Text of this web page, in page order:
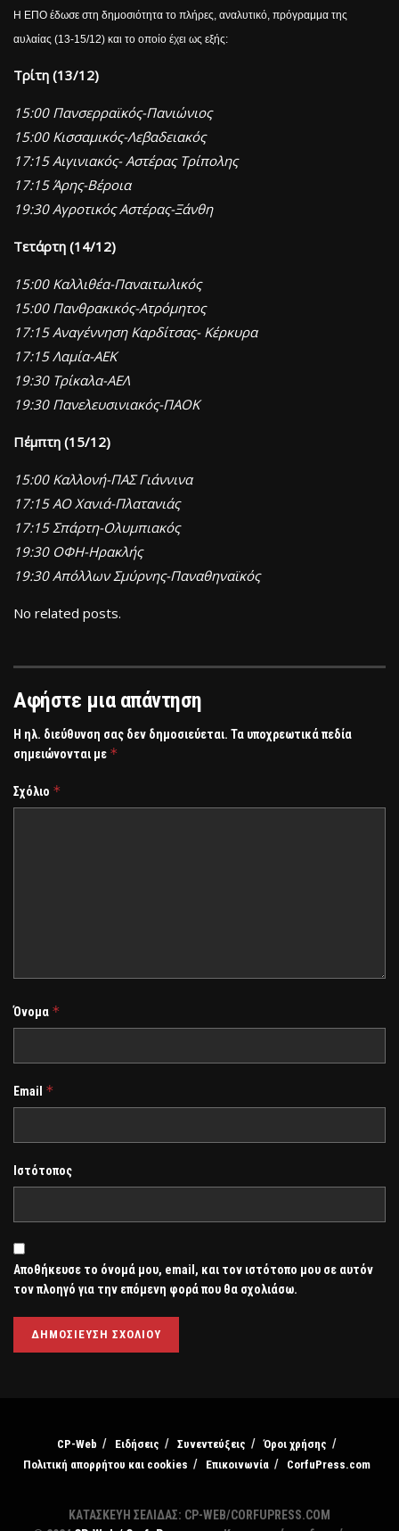
Η ΕΠΟ έδωσε στη δημοσιότητα το πλήρες, αναλυτικό, πρόγραμμα της
αυλαίας (13-15/12) και το οποίο έχει ως εξής:
Τρίτη (13/12)
15:00 Πανσερραϊκός-Πανιώνιος
15:00 Κισσαμικός-Λεβαδειακός
17:15 Αιγινιακός- Αστέρας Τρίπολης
17:15 Άρης-Βέροια
19:30 Αγροτικός Αστέρας-Ξάνθη
Τετάρτη (14/12)
15:00 Καλλιθέα-Παναιτωλικός
15:00 Πανθρακικός-Ατρόμητος
17:15 Αναγέννηση Καρδίτσας- Κέρκυρα
17:15 Λαμία-ΑΕΚ
19:30 Τρίκαλα-ΑΕΛ
19:30 Πανελευσινιακός-ΠΑΟΚ
Πέμπτη (15/12)
15:00 Καλλονή-ΠΑΣ Γιάννινα
17:15 ΑΟ Χανιά-Πλατανιάς
17:15 Σπάρτη-Ολυμπιακός
19:30 ΟΦΗ-Ηρακλής
19:30 Απόλλων Σμύρνης-Παναθηναϊκός
No related posts.
Αφήστε μια απάντηση
Η ηλ. διεύθυνση σας δεν δημοσιεύεται. Τα υποχρεωτικά πεδία
σημειώνονται με *
Σχόλιο *
Όνομα *
Email *
Ιστότοπος
Αποθήκευσε το όνομά μου, email, και τον ιστότοπο μου σε αυτόν
τον πλοηγό για την επόμενη φορά που θα σχολιάσω.
CP-Web Ειδήσεις Συνεντεύξεις
Όροι χρήσης
Πολιτική απορρήτου και cookies
Επικοινωνία CorfuPress.com
ΚΑΤΑΣΚΕΥΗ ΣΕΛΙΔΑΣ: CP-WEB/CORFUPRESS.COM